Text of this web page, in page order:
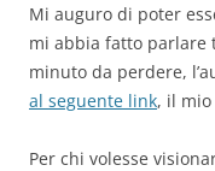
Mi auguro di poter
mi abbia fatto parlare
minuto da perdere,
al seguente link, il
Per chi volesse